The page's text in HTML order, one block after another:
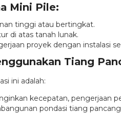
Mini Pile:
tinggi atau bertingkat.
di atas tanah lunak.
proyek dengan instalasi
Tiang
ini adalah:
kecepatan, pengerjaan
pondasi tiang